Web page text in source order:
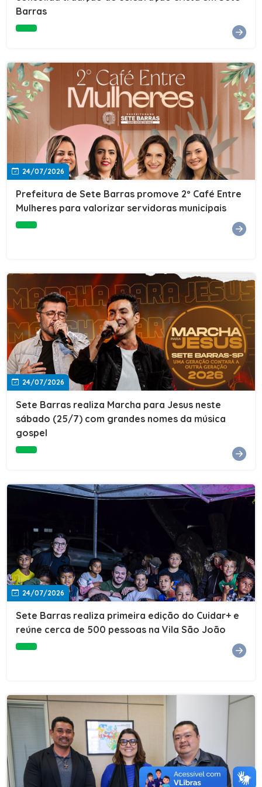
e do Instituto de Desenvolvimento Profissional
fundador da empresa Seu Consultor.Inscrições: FAÇA
AQUI
Barras
24/07/2026
Prefeitura de Sete Barras promove 2º Café Entre
Mulheres para valorizar servidoras municipais
24/07/2026
Sete Barras realiza Marcha para Jesus neste
sábado (25/7) com grandes nomes da música
gospel
24/07/2026
Sete Barras realiza primeira edição do Cuidar+ e
reúne cerca de 500 pessoas na Vila São João